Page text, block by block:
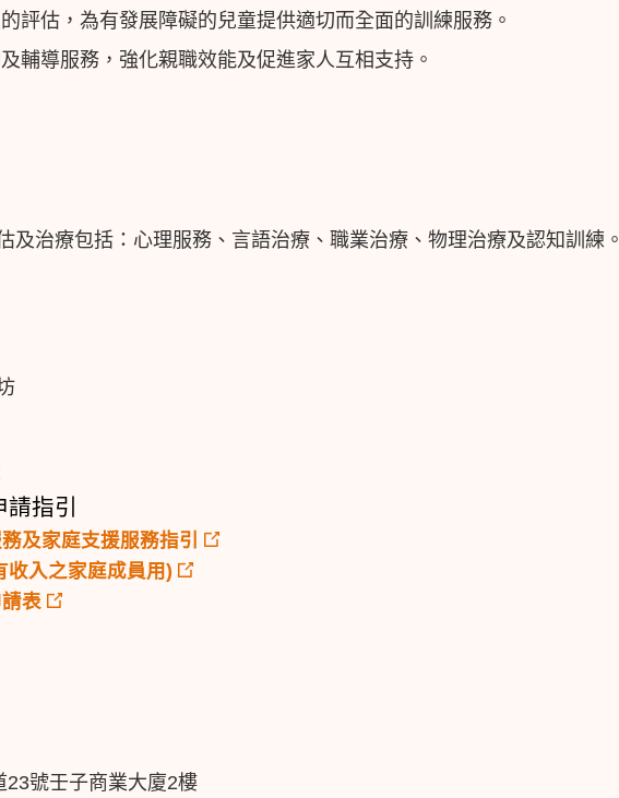
評估，為有發展障礙的兒童提供適切而全面的訓練服務。
輔導服務，強化親職效能及促進家人互相支持。
及治療包括：心理服務、言語治療、職業治療、物理治療及認知訓練。
指引
及家庭支援服務指引
收入之家庭成員用)
表
號壬子商業大廈2樓